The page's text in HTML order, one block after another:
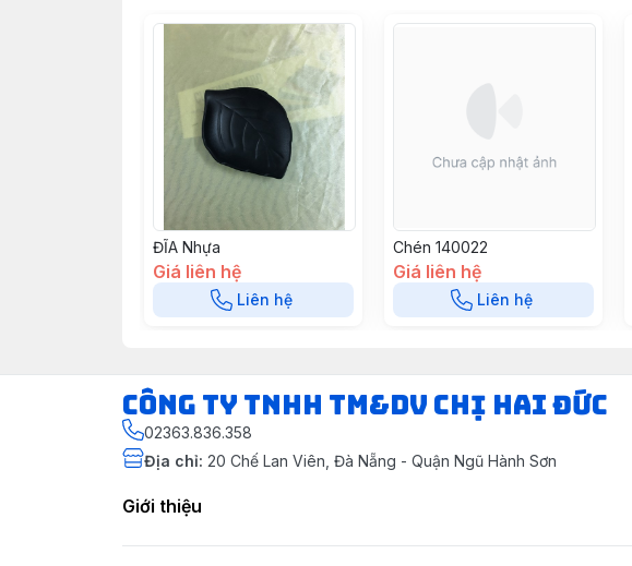
ĐĨA Nhựa
Giá liên hệ
Liên hệ
Chén 140022
Giá liên hệ
Liên hệ
CÔNG TY TNHH TM&DV CHỊ HAI ĐỨC
02363.836.358
Địa chỉ: 20 Chế Lan Viên, Đà Nẵng - Quận Ngũ Hành Sơn
Giới thiệu